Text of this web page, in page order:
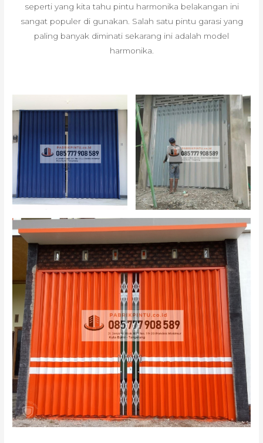
seperti yang kita tahu pintu harmonika belakangan ini
sangat populer di gunakan. Salah satu pintu garasi yang
paling banyak diminati sekarang ini adalah model
harmonika.